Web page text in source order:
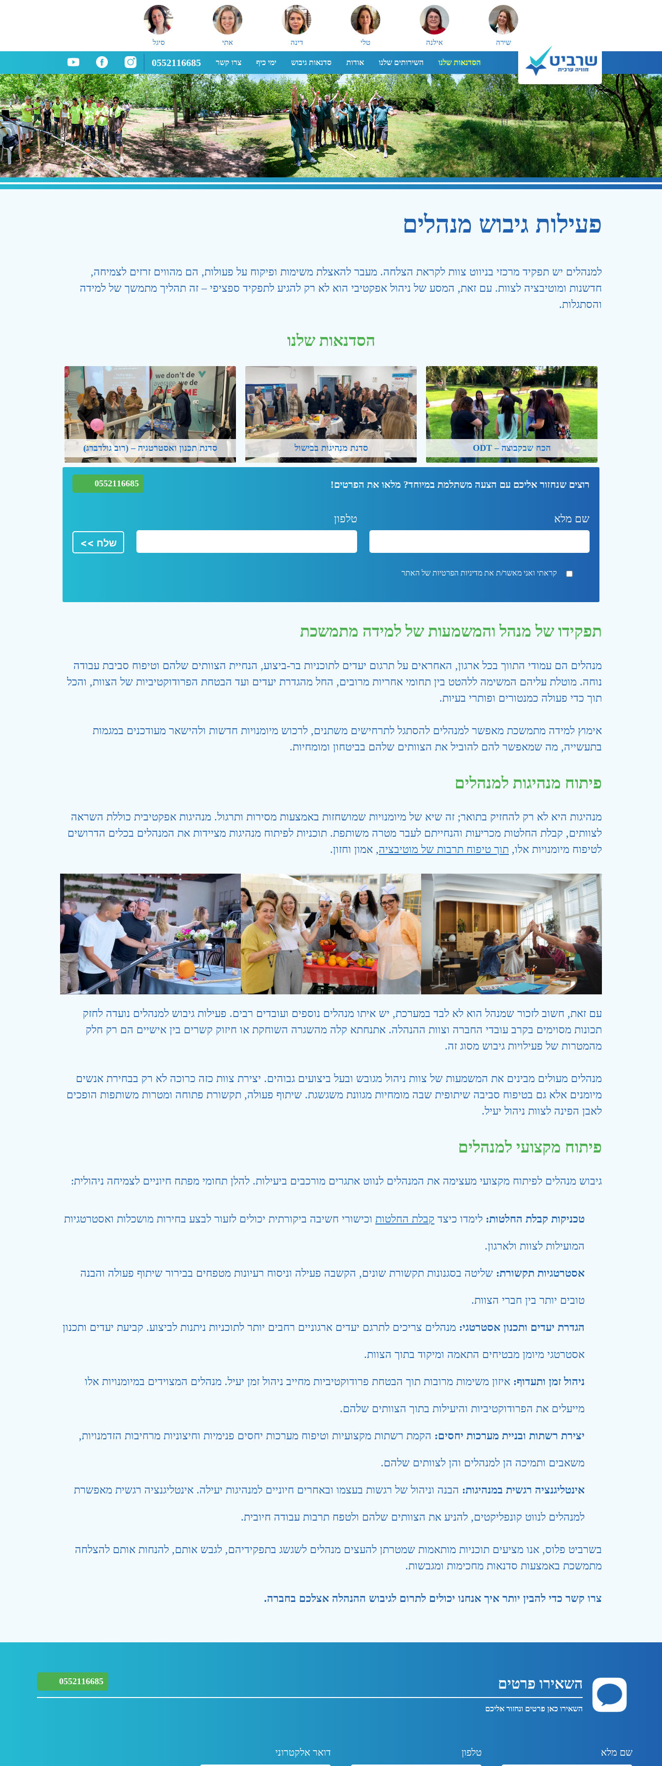
שירה אילנה טלי דינה אתי סיגל
הסדנאות שלנו השירותים שלנו אודות סדנאות גיבוש ימי כיף צרו קשר 0552116685
פעילות גיבוש מנהלים
למנהלים יש תפקיד מרכזי בניווט צוות לקראת הצלחה. מעבר להאצלת משימות ופיקוח על פעולות, הם מהווים זרזים לצמיחה,
חדשנות ומוטיבציה לצוות. עם זאת, המסע של ניהול אפקטיבי הוא לא רק להגיע לתפקיד ספציפי – זה תהליך מתמשך של למידה
והסתגלות.
הסדנאות שלנו
הכח שבקבוצה – ODT סדנת מנהיגות בבישול סדנת תכנון ואסטרטגיה – (רוב גולדברג)
רוצים שנחזור אליכם עם הצעה משתלמת במיוחד? מלאו את הפרטים!
שם מלא טלפון
קראתי ואני מאשר/ת את מדיניות הפרטיות של האתר
0552116685
תפקידו של מנהל והמשמעות של למידה מתמשכת
מנהלים הם עמודי התווך בכל ארגון, האחראים על תרגום יעדים לתוכניות בר-ביצוע, הנחיית הצוותים שלהם וטיפוח סביבת עבודה
נוחה. מוטלת עליהם המשימה ללהטט בין תחומי אחריות מרובים, החל מהגדרת יעדים ועד הבטחת הפרודוקטיביות של הצוות, והכל
תוך כדי פעולה כמנטורים ופותרי בעיות.
אימוץ למידה מתמשכת מאפשר למנהלים להסתגל לתרחישים משתנים, לרכוש מיומנויות חדשות ולהישאר מעודכנים במגמות
בתעשייה, מה שמאפשר להם להוביל את הצוותים שלהם בביטחון ומומחיות.
פיתוח מנהיגות למנהלים
מנהיגות היא לא רק להחזיק בתואר; זה שיא של מיומנויות שמושחזות באמצעות מסירות ותרגול. מנהיגות אפקטיבית כוללת השראה
לצוותים, קבלת החלטות מכריעות והנחייתם לעבר מטרה משותפת. תוכניות לפיתוח מנהיגות מציידות את המנהלים בכלים הדרושים
לטיפוח מיומנויות אלו, תוך טיפוח תרבות של מוטיבציה, אמון וחזון.
עם זאת, חשוב לזכור שמנהל הוא לא לבד במערכת, יש איתו מנהלים נוספים ועובדים רבים. פעילות גיבוש למנהלים נועדה לחזק
תכונות מסוימים בקרב עובדי החברה וצוות ההנהלה. אתנחתא קלה מהשגרה השוחקת או חיזוק קשרים בין אישיים הם רק חלק
מהמטרות של פעילויות גיבוש מסוג זה.
מנהלים מעולים מבינים את המשמעות של צוות ניהול מגובש ובעל ביצועים גבוהים. יצירת צוות כזה כרוכה לא רק בבחירת אנשים
מיומנים אלא גם בטיפוח סביבה שיתופית שבה מומחיות מגוונת משגשגת. שיתוף פעולה, תקשורת פתוחה ומטרות משותפות הופכים
לאבן הפינה לצוות ניהול יעיל.
פיתוח מקצועי למנהלים
גיבוש מנהלים לפיתוח מקצועי מעצימה את המנהלים לנווט אתגרים מורכבים ביעילות. להלן תחומי מפתח חיוניים לצמיחה ניהולית:
טכניקות קבלת החלטות: לימדו כיצד קבלת החלטות וכישורי חשיבה ביקורתית יכולים לזעור לבצע בחירות מושכלות ואסטרטגיות
המועילות לצוות ולארגון.
אסטרטגיות תקשורת: שליטה בסגנונות תקשורת שונים, הקשבה פעילה וניסוח רעיונות מטפחים בבירור שיתוף פעולה והבנה
טובים יותר בין חברי הצוות.
הגדרת יעדים ותכנון אסטרטגי: מנהלים צריכים לתרגם יעדים ארגוניים רחבים יותר לתוכניות ניתנות לביצוע. קביעת יעדים ותכנון
אסטרטגי מיומן מבטיחים התאמה ומיקוד בתוך הצוות.
ניהול זמן ותעדוף: איזון משימות מרובות תוך הבטחת פרודוקטיביות מחייב ניהול זמן יעיל. מנהלים המצוידים במיומנויות אלו
מייעלים את הפרודוקטיביות והיעילות בתוך הצוותים שלהם.
יצירת רשתות ובניית מערכות יחסים: הקמת רשתות מקצועיות וטיפוח מערכות יחסים פנימיות וחיצוניות מרחיבות הזדמנויות,
משאבים ותמיכה הן למנהלים והן לצוותים שלהם.
אינטליגנציה רגשית במנהיגות: הבנה וניהול של רגשות בעצמו ובאחרים חיוניים למנהיגות יעילה. אינטליגנציה רגשית מאפשרת
למנהלים לנווט קונפליקטים, להניע את הצוותים שלהם ולטפח תרבות עבודה חיובית.
בשרביט פלוס, אנו מציעים תוכניות מותאמות שמטרתן להעצים מנהלים לשגשג בתפקידיהם, לגבש אותם, להנחות אותם להצלחה
מתמשכת באמצעות סדנאות מחכימות ומגבשות.
צרו קשר כדי להבין יותר איך אנחנו יכולים לתרום לגיבוש ההנהלה אצלכם בחברה.
0552116685 השאירו פרטים
השאירו כאן פרטים ונחזור אליכם
שם מלא טלפון דואר אלקטרוני